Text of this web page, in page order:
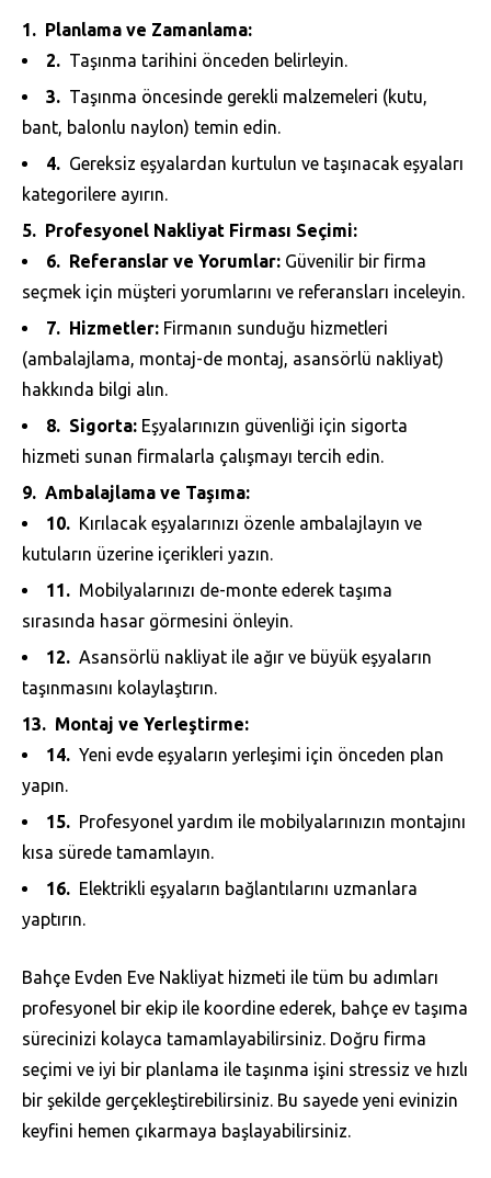
Planlama ve Zamanlama:
Taşınma tarihini önceden belirleyin.
Taşınma öncesinde gerekli malzemeleri (kutu,
bant, balonlu naylon) temin edin.
Gereksiz eşyalardan kurtulun ve taşınacak eşyaları
kategorilere ayırın.
Profesyonel Nakliyat Firması Seçimi:
Referanslar ve Yorumlar: Güvenilir bir firma
seçmek için müşteri yorumlarını ve referansları inceleyin.
Hizmetler: Firmanın sunduğu hizmetleri
(ambalajlama, montaj-de montaj, asansörlü nakliyat)
hakkında bilgi alın.
Sigorta: Eşyalarınızın güvenliği için sigorta
hizmeti sunan firmalarla çalışmayı tercih edin.
Ambalajlama ve Taşıma:
Kırılacak eşyalarınızı özenle ambalajlayın ve
kutuların üzerine içerikleri yazın.
Mobilyalarınızı de-monte ederek taşıma
sırasında hasar görmesini önleyin.
Asansörlü nakliyat ile ağır ve büyük eşyaların
taşınmasını kolaylaştırın.
Montaj ve Yerleştirme:
Yeni evde eşyaların yerleşimi için önceden plan
yapın.
Profesyonel yardım ile mobilyalarınızın montajını
kısa sürede tamamlayın.
Elektrikli eşyaların bağlantılarını uzmanlara
yaptırın.
Bahçe Evden Eve Nakliyat hizmeti ile tüm bu adımları
profesyonel bir ekip ile koordine ederek, bahçe ev taşıma
sürecinizi kolayca tamamlayabilirsiniz. Doğru firma
seçimi ve iyi bir planlama ile taşınma işini stressiz ve hızlı
bir şekilde gerçekleştirebilirsiniz. Bu sayede yeni evinizin
keyfini hemen çıkarmaya başlayabilirsiniz.